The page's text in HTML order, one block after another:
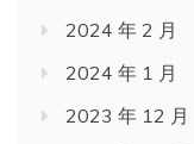
2024 年 2 月
2024 年 1 月
2023 年 12 月